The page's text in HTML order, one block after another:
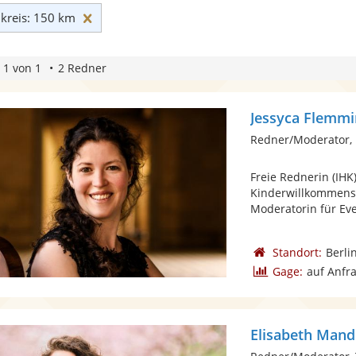
150 km
von 1 2 Redner
Jessyca
Redner/
Freie Rednerin
Moderatorin für
Standort:
Gage: auf
Elisabeth